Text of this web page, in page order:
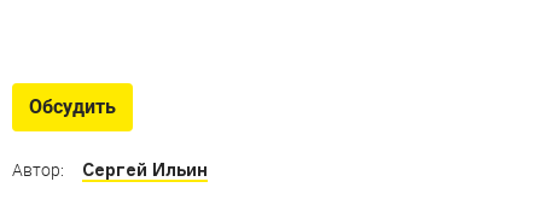
Новые кроссы: недорогие вседорожники для разных
Обсудить
Автор: Сергей Ильин